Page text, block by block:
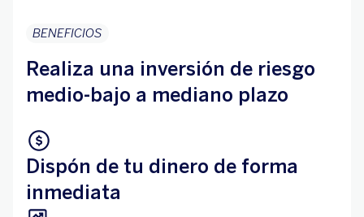
BENEFICIOS
Realiza una inversión de riesgo
medio-bajo a mediano plazo
Dispón de tu dinero de forma
inmediata